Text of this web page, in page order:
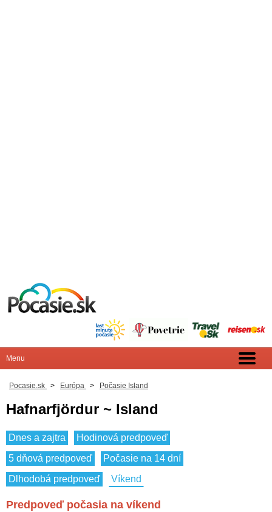
Pocasie.sk > Európa > Počasie Island
Hafnarfjördur ~ Island
Dnes a zajtra
Hodinová predpoveď
5 dňová predpoveď
Počasie na 14 dní
Dlhodobá predpoveď
Víkend
Predpoveď počasia na víkend